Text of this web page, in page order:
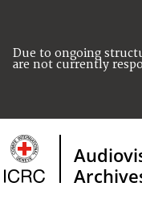
Due to ongoing
are not currently